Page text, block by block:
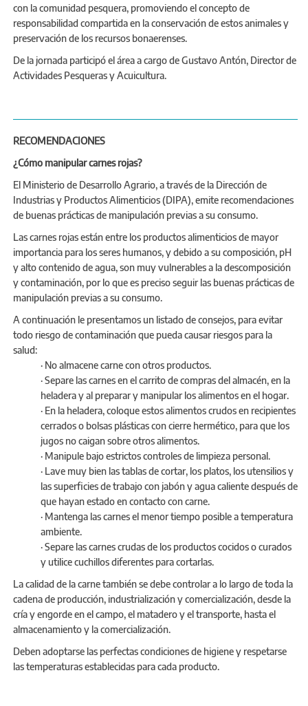
con la comunidad pesquera, promoviendo el concepto de
responsabilidad compartida en la conservación de estos animales y
preservación de los recursos bonaerenses.
De la jornada participó el área a cargo de Gustavo Antón, Director de
Actividades Pesqueras y Acuicultura.
RECOMENDACIONES
¿Cómo manipular carnes rojas?
El Ministerio de Desarrollo Agrario, a través de la Dirección de
Industrias y Productos Alimenticios (DIPA), emite recomendaciones
de buenas prácticas de manipulación previas a su consumo.
Las carnes rojas están entre los productos alimenticios de mayor
importancia para los seres humanos, y debido a su composición, pH
y alto contenido de agua, son muy vulnerables a la descomposición
y contaminación, por lo que es preciso seguir las buenas prácticas de
manipulación previas a su consumo.
A continuación le presentamos un listado de consejos, para evitar
todo riesgo de contaminación que pueda causar riesgos para la
salud:
· No almacene carne con otros productos.
· Separe las carnes en el carrito de compras del almacén, en la
heladera y al preparar y manipular los alimentos en el hogar.
· En la heladera, coloque estos alimentos crudos en recipientes
cerrados o bolsas plásticas con cierre hermético, para que los
jugos no caigan sobre otros alimentos.
· Manipule bajo estrictos controles de limpieza personal.
· Lave muy bien las tablas de cortar, los platos, los utensilios y
las superficies de trabajo con jabón y agua caliente después de
que hayan estado en contacto con carne.
· Mantenga las carnes el menor tiempo posible a temperatura
ambiente.
· Separe las carnes crudas de los productos cocidos o curados
y utilice cuchillos diferentes para cortarlas.
La calidad de la carne también se debe controlar a lo largo de toda la
cadena de producción, industrialización y comercialización, desde la
cría y engorde en el campo, el matadero y el transporte, hasta el
almacenamiento y la comercialización.
Deben adoptarse las perfectas condiciones de higiene y respetarse
las temperaturas establecidas para cada producto.